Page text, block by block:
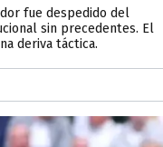
fue despedido del
sin precedentes. El
deriva táctica.